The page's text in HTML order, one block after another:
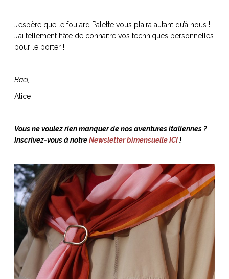
J’espère que le foulard Palette vous plaira autant qu’à nous !
J’ai tellement hâte de connaitre vos techniques personnelles
pour le porter !
Baci,
Alice
Vous ne voulez rien manquer de nos aventures italiennes ?
Inscrivez-vous à notreNewsletter bimensuelle ICI!